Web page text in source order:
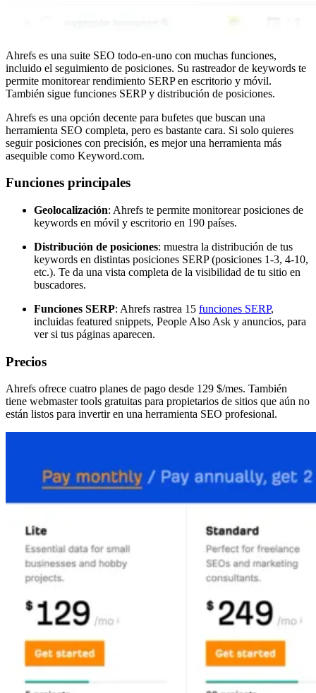
Ahrefs es una suite SEO todo-en-uno con muchas funciones,
incluido el seguimiento de posiciones. Su rastreador de keywords te
permite monitorear rendimiento SERP en escritorio y móvil.
También sigue funciones SERP y distribución de posiciones.
Ahrefs es una opción decente para bufetes que buscan una
herramienta SEO completa, pero es bastante cara. Si solo quieres
seguir posiciones con precisión, es mejor una herramienta más
asequible como Keyword.com.
Funciones principales
Geolocalización: Ahrefs te permite monitorear posiciones de
keywords en móvil y escritorio en 190 países.
Distribución de posiciones: muestra la distribución de tus
keywords en distintas posiciones SERP (posiciones 1-3, 4-10,
etc.). Te da una vista completa de la visibilidad de tu sitio en
buscadores.
Funciones SERP: Ahrefs rastrea 15 funciones SERP,
incluidas featured snippets, People Also Ask y anuncios, para
ver si tus páginas aparecen.
Precios
Ahrefs ofrece cuatro planes de pago desde 129 $/mes. También
tiene webmaster tools gratuitas para propietarios de sitios que aún no
están listos para invertir en una herramienta SEO profesional.